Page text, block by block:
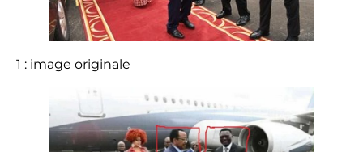
1 : image originale